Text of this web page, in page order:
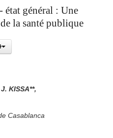
état général : Une
la santé publique
KISSA**,
Casablanca